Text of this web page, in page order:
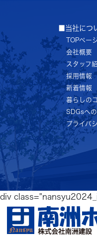
■当社につ
TOPペー
会社概要
スタッフ
採用情報
新着情報
暮らしの
SDGsへ
プライバ
div